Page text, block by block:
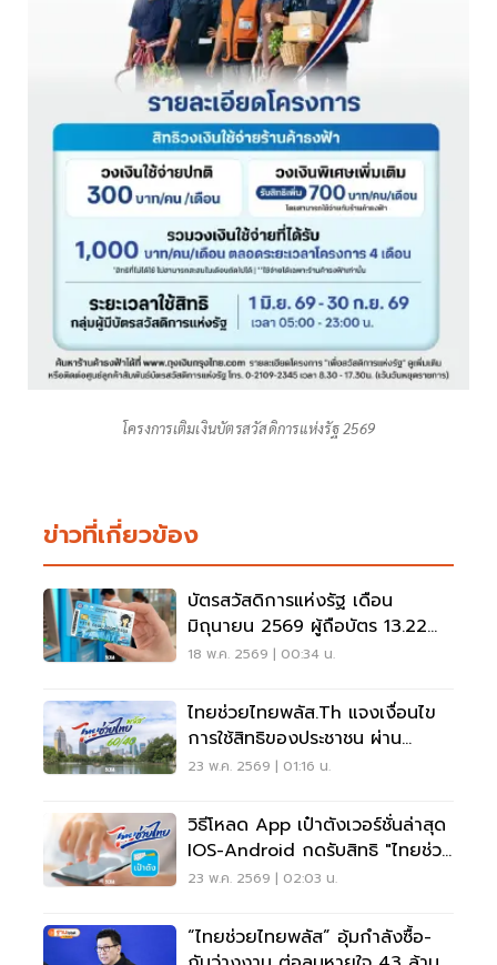
โครงการเติมเงินบัตรสวัสดิการแห่งรัฐ 2569
ข่าวที่เกี่ยวข้อง
บัตรสวัสดิการแห่งรัฐ เดือน
มิถุนายน 2569 ผู้ถือบัตร 13.22
ล้านราย ได้เท่าไหร่
18 พ.ค. 2569 | 00:34 น.
ไทยช่วยไทยพลัส.th แจงเงื่อนไข
การใช้สิทธิของประชาชน ผ่าน
เว็บไซต์เช็คที่นี่
23 พ.ค. 2569 | 01:16 น.
วิธีโหลด App เป๋าตังเวอร์ชั่นล่าสุด
IOS-Android กดรับสิทธิ "ไทยช่วย
ไทยพลัส"
23 พ.ค. 2569 | 02:03 น.
“ไทยช่วยไทยพลัส” อุ้มกำลังซื้อ-